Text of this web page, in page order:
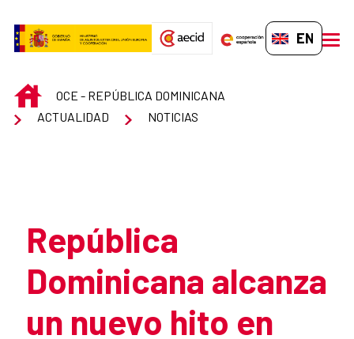
EN-GB
INICIOOCE - REPÚBLICA DOMINICANA
ACTUALIDAD
NOTICIAS
República
Dominicana alcanza
un nuevo hito en